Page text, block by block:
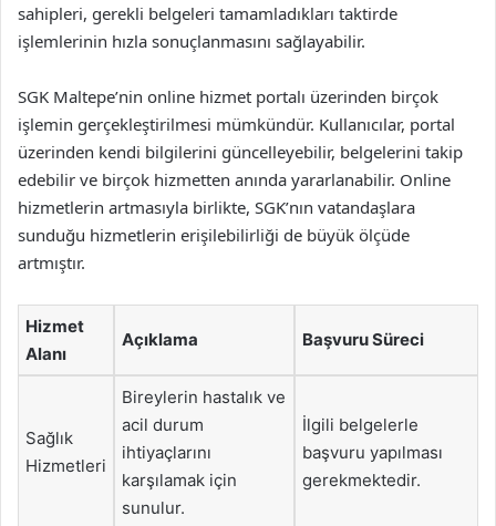
sahipleri, gerekli belgeleri tamamladıkları taktirde
işlemlerinin hızla sonuçlanmasını sağlayabilir.
SGK Maltepe’nin online hizmet portalı üzerinden birçok
işlemin gerçekleştirilmesi mümkündür. Kullanıcılar, portal
üzerinden kendi bilgilerini güncelleyebilir, belgelerini takip
edebilir ve birçok hizmetten anında yararlanabilir. Online
hizmetlerin artmasıyla birlikte, SGK’nın vatandaşlara
sunduğu hizmetlerin erişilebilirliği de büyük ölçüde
artmıştır.
Hizmet
Alanı
Açıklama Başvuru Süreci
Sağlık
Hizmetleri
Bireylerin hastalık ve
acil durum
ihtiyaçlarını
karşılamak için
sunulur.
İlgili belgelerle
başvuru yapılması
gerekmektedir.